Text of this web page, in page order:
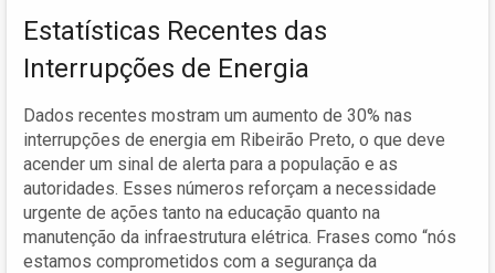
Estatísticas Recentes das
Interrupções de Energia
Dados recentes mostram um aumento de 30% nas
interrupções de energia em Ribeirão Preto, o que deve
acender um sinal de alerta para a população e as
autoridades. Esses números reforçam a necessidade
urgente de ações tanto na educação quanto na
manutenção da infraestrutura elétrica. Frases como “nós
estamos comprometidos com a segurança da